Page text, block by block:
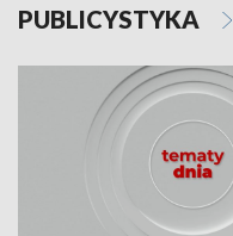
PUBLICYSTYKA